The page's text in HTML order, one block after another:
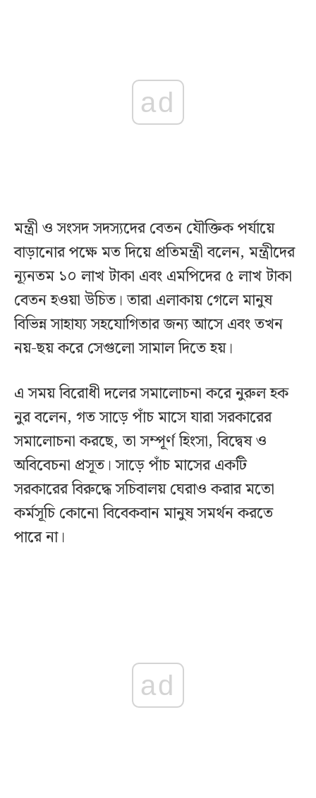
ad
মন্ত্রী ও সংসদ সদস্যদের বেতন যৌক্তিক পর্যায়ে
বাড়ানোর পক্ষে মত দিয়ে প্রতিমন্ত্রী বলেন, মন্ত্রীদের
ন্যূনতম ১০ লাখ টাকা এবং এমপিদের ৫ লাখ টাকা
বেতন হওয়া উচিত। তারা এলাকায় গেলে মানুষ
বিভিন্ন সাহায্য সহযোগিতার জন্য আসে এবং তখন
নয়-ছয় করে সেগুলো সামাল দিতে হয়।
এ সময় বিরোধী দলের সমালোচনা করে নুরুল হক
নুর বলেন, গত সাড়ে পাঁচ মাসে যারা সরকারের
সমালোচনা করছে, তা সম্পূর্ণ হিংসা, বিদ্বেষ ও
অবিবেচনা প্রসূত। সাড়ে পাঁচ মাসের একটি
সরকারের বিরুদ্ধে সচিবালয় ঘেরাও করার মতো
কর্মসূচি কোনো বিবেকবান মানুষ সমর্থন করতে
পারে না।
ad